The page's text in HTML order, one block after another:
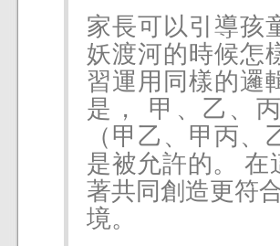
家長可以引導孩
妖渡河的時候怎
習運用同樣的邏
是， 甲、乙、
（甲乙、甲丙
是被允許的。 在
著共同創造更符
境。